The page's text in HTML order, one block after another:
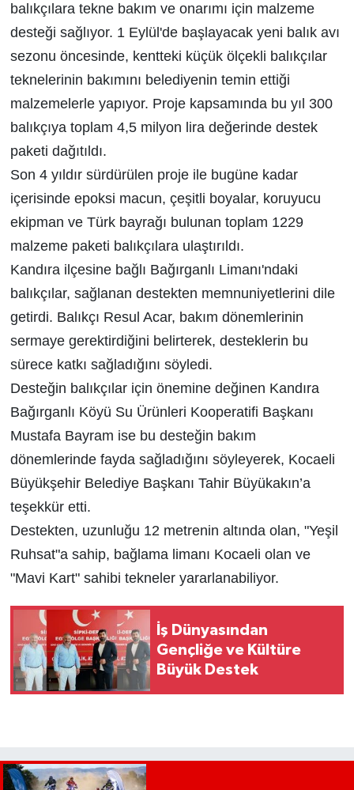
balıkçılara tekne bakım ve onarımı için malzeme
desteği sağlıyor. 1 Eylül'de başlayacak yeni balık avı
sezonu öncesinde, kentteki küçük ölçekli balıkçılar
teknelerinin bakımını belediyenin temin ettiği
malzemelerle yapıyor. Proje kapsamında bu yıl 300
balıkçıya toplam 4,5 milyon lira değerinde destek
paketi dağıtıldı.
Son 4 yıldır sürdürülen proje ile bugüne kadar
içerisinde epoksi macun, çeşitli boyalar, koruyucu
ekipman ve Türk bayrağı bulunan toplam 1229
malzeme paketi balıkçılara ulaştırıldı.
Kandıra ilçesine bağlı Bağırganlı Limanı'ndaki
balıkçılar, sağlanan destekten memnuniyetlerini dile
getirdi. Balıkçı Resul Acar, bakım dönemlerinin
sermaye gerektirdiğini belirterek, desteklerin bu
sürece katkı sağladığını söyledi.
Desteğin balıkçılar için önemine değinen Kandıra
Bağırganlı Köyü Su Ürünleri Kooperatifi Başkanı
Mustafa Bayram ise bu desteğin bakım
dönemlerinde fayda sağladığını söyleyerek, Kocaeli
Büyükşehir Belediye Başkanı Tahir Büyükakın’a
teşekkür etti.
Destekten, uzunluğu 12 metrenin altında olan, "Yeşil
Ruhsat"a sahip, bağlama limanı Kocaeli olan ve
"Mavi Kart" sahibi tekneler yararlanabiliyor.
İş Dünyasından
Gençliğe ve Kültüre
Büyük Destek